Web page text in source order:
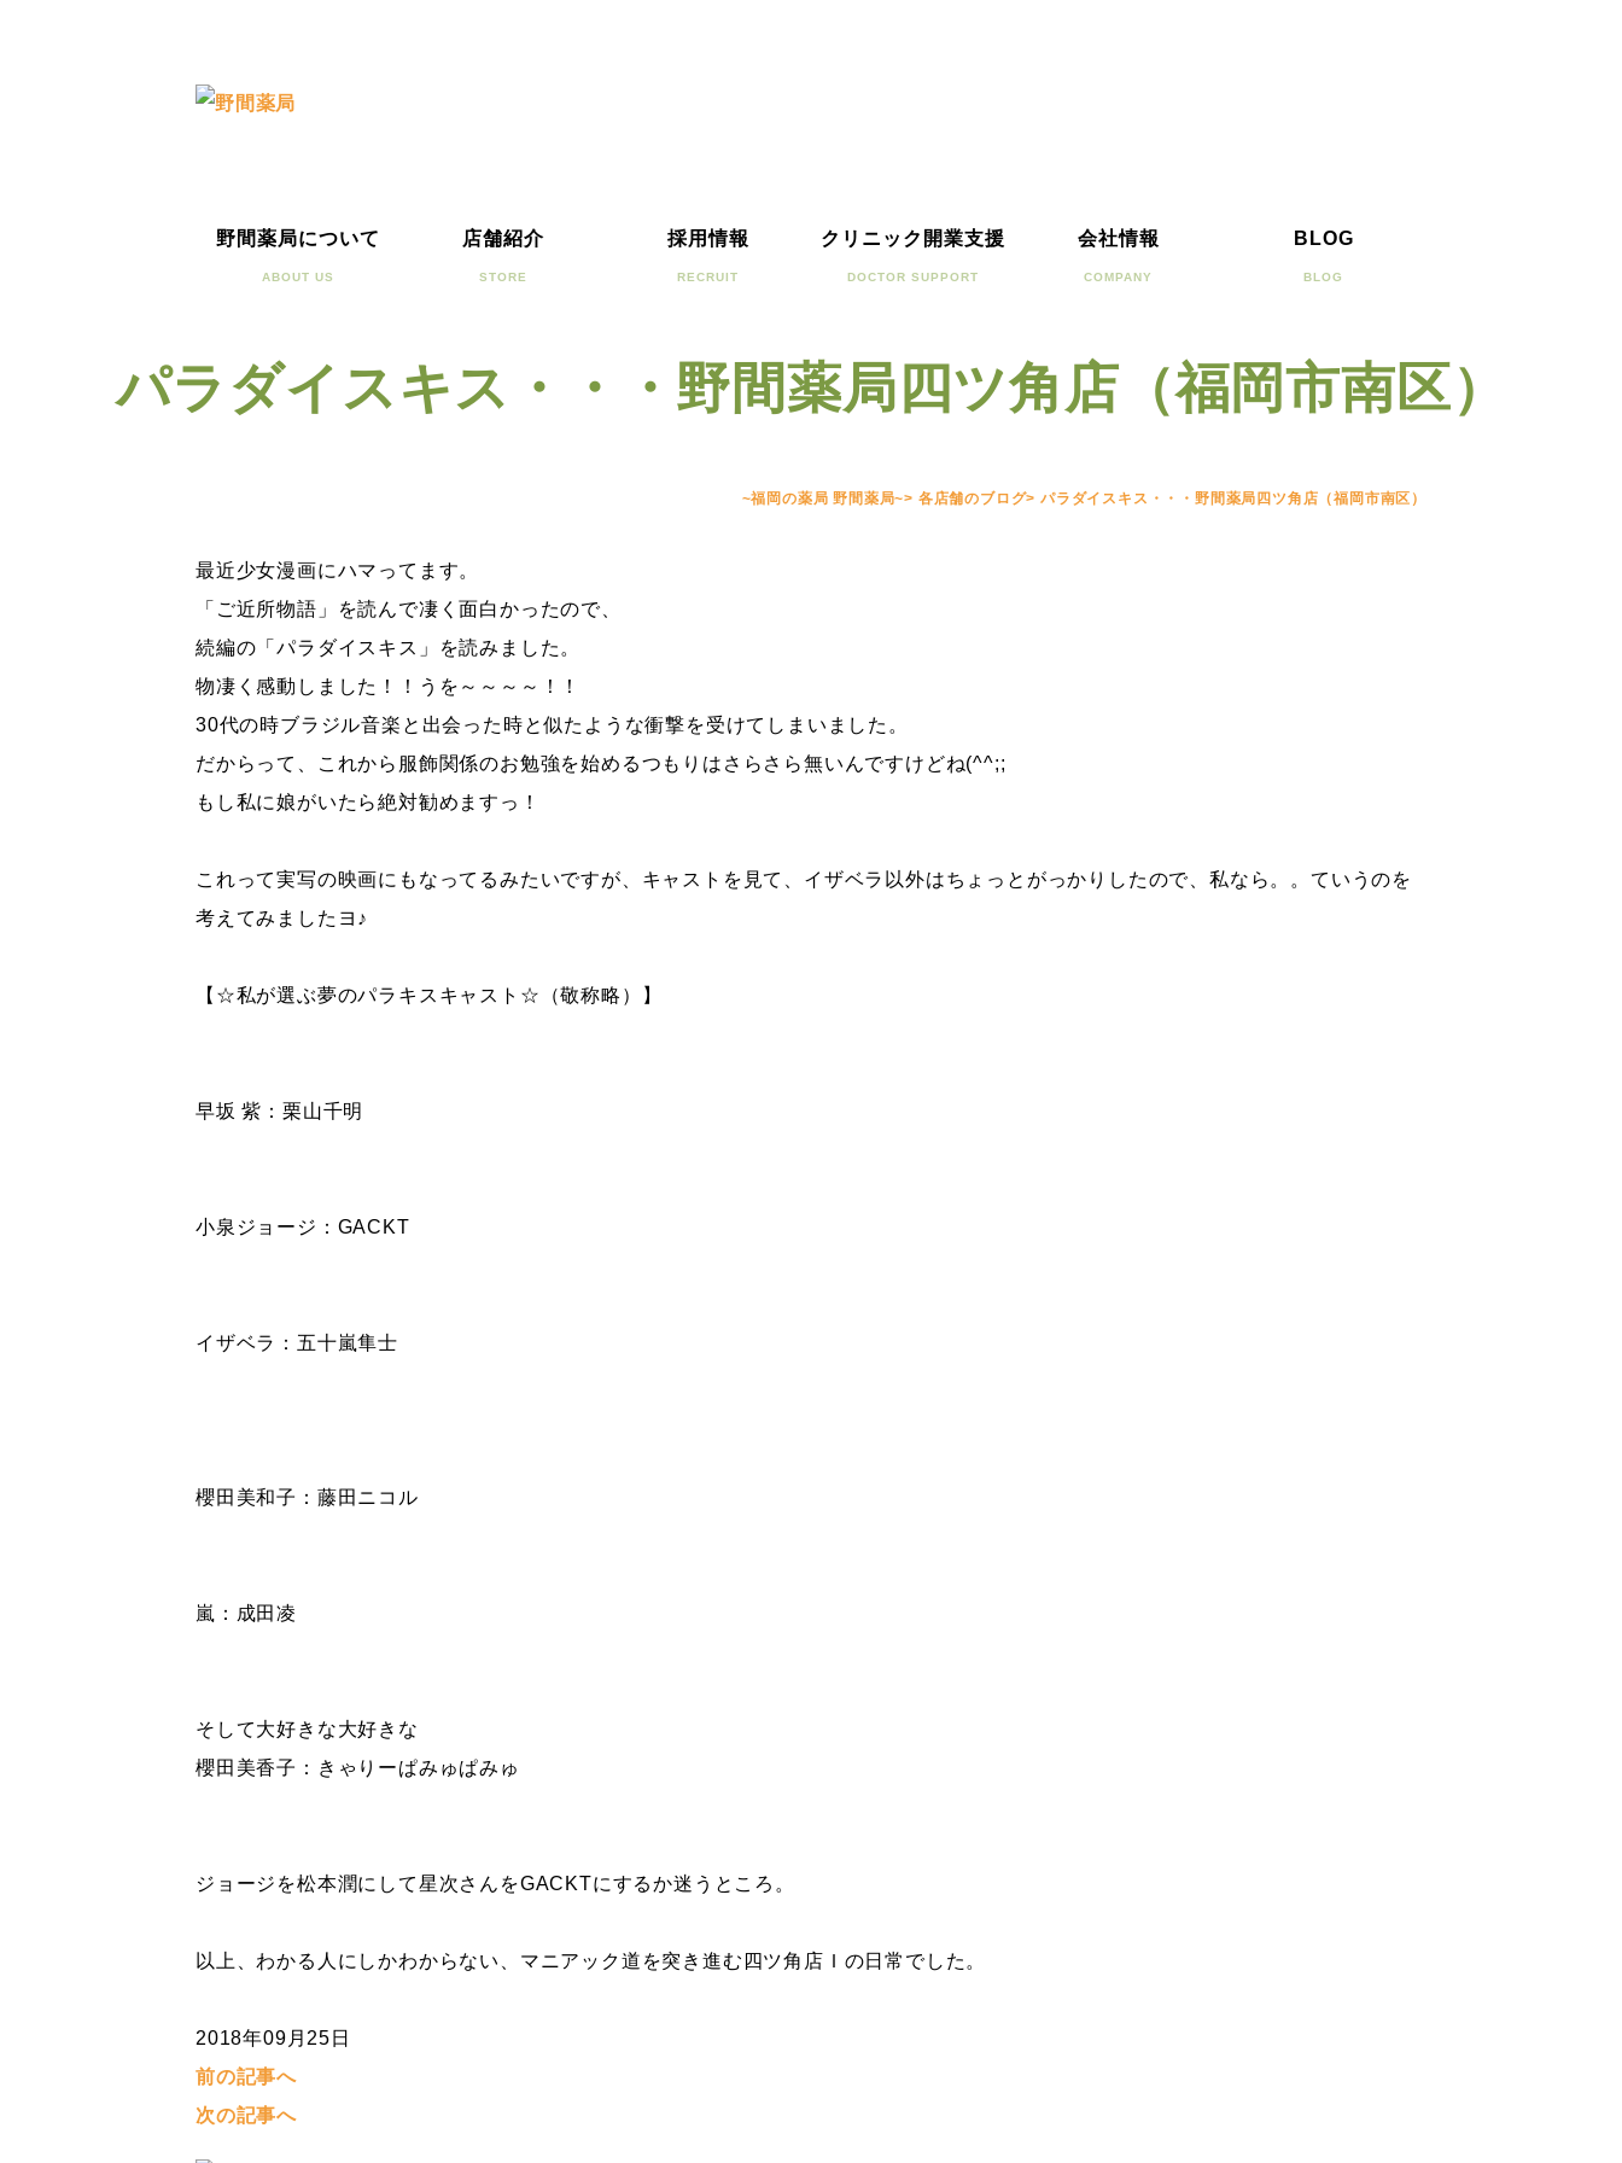
野間薬局について
ABOUT US
店舗紹介
STORE
採用情報
RECRUIT
クリニック開業支援
DOCTOR SUPPORT
会社情報
COMPANY
BLOG
BLOG
パラダイスキス・・・野間薬局四ツ角店（福岡市南区）
~福岡の薬局 野間薬局~> 各店舗のブログ> パラダイスキス・・・野間薬局四ツ角店（福岡市南区）
最近少女漫画にハマってます。
「ご近所物語」を読んで凄く面白かったので、
続編の「パラダイスキス」を読みました。
物凄く感動しました！！うを～～～～！！
30代の時ブラジル音楽と出会った時と似たような衝撃を受けてしまいました。
だからって、これから服飾関係のお勉強を始めるつもりはさらさら無いんですけどね(^^;;
もし私に娘がいたら絶対勧めますっ！
これって実写の映画にもなってるみたいですが、キャストを見て、イザベラ以外はちょっとがっかりしたので、私なら。。ていうのを
考えてみましたヨ♪
【☆私が選ぶ夢のパラキスキャスト☆（敬称略）】
早坂 紫：栗山千明
小泉ジョージ：GACKT
イザベラ：五十嵐隼士
櫻田美和子：藤田ニコル
嵐：成田凌
そして大好きな大好きな
櫻田美香子：きゃりーぱみゅぱみゅ
ジョージを松本潤にして星次さんをGACKTにするか迷うところ。
以上、わかる人にしかわからない、マニアック道を突き進む四ツ角店Ｉの日常でした。
2018年09月25日
前の記事へ
次の記事へ